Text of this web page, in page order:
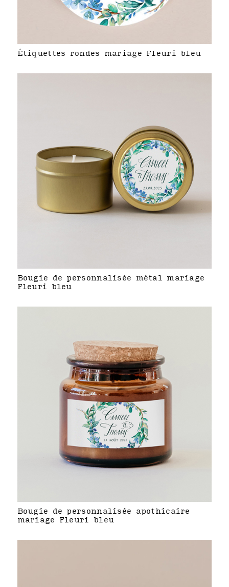
Étiquettes rondes mariage Fleuri bleu
Bougie de personnalisée métal mariage
Fleuri bleu
Bougie de personnalisée apothicaire
mariage Fleuri bleu